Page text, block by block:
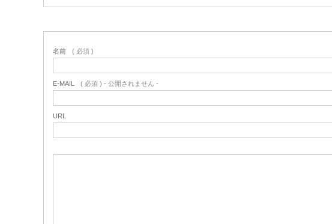
名前 ( 必須 )
E-MAIL ( 必須 ) - 公開されません -
URL